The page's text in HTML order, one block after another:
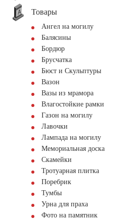
Товары
Ангел на могилу
Балясины
Бордюр
Брусчатка
Бюст и Скульптуры
Вазон
Вазы из мрамора
Влагостойкие рамки
Газон на могилу
Лавочки
Лампада на могилу
Мемориальная доска
Скамейки
Тротуарная плитка
Поребрик
Тумбы
Урна для праха
Фото на памятник